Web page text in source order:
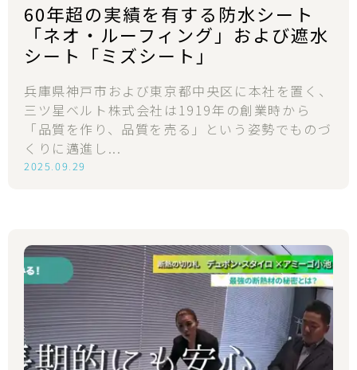
60年超の実績を有する防水シート
「ネオ・ルーフィング」および遮水
シート「ミズシート」
兵庫県神戸市および東京都中央区に本社を置く、
三ツ星ベルト株式会社は1919年の創業時から
「品質を作り、品質を売る」という姿勢でものづ
くりに邁進し...
2025.09.29